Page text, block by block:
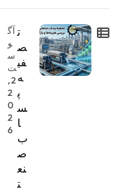
ت
ص
فی
ه
پ
س
ا
ب
ص
نع
ت
آگ
و
س
ت
2,
2
0
2
6